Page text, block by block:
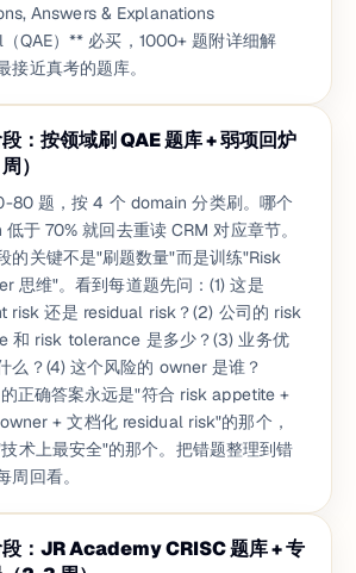
Answers & Explanations
QAE）** 必买，1000+ 题附详细解
接近真考的题库。
：按领域刷 QAE 题库 + 弱项回炉
）
80 题，按 4 个 domain 分类刷。哪个
于 70% 就回去重读 CRM 对应章节。
的关键不是"刷题数量"而是训练"Risk
思维"。看到每道题先问：(1) 这是
risk 还是 residual risk？(2) 公司的 risk
和 risk tolerance 是多少？(3) 业务优
么？(4) 这个风险的 owner 是谁？
正确答案永远是"符合 risk appetite +
+ 文档化 residual risk"的那个，
术上最安全"的那个。把错题整理到错
周回看。
：JR Academy CRISC 题库 + 专